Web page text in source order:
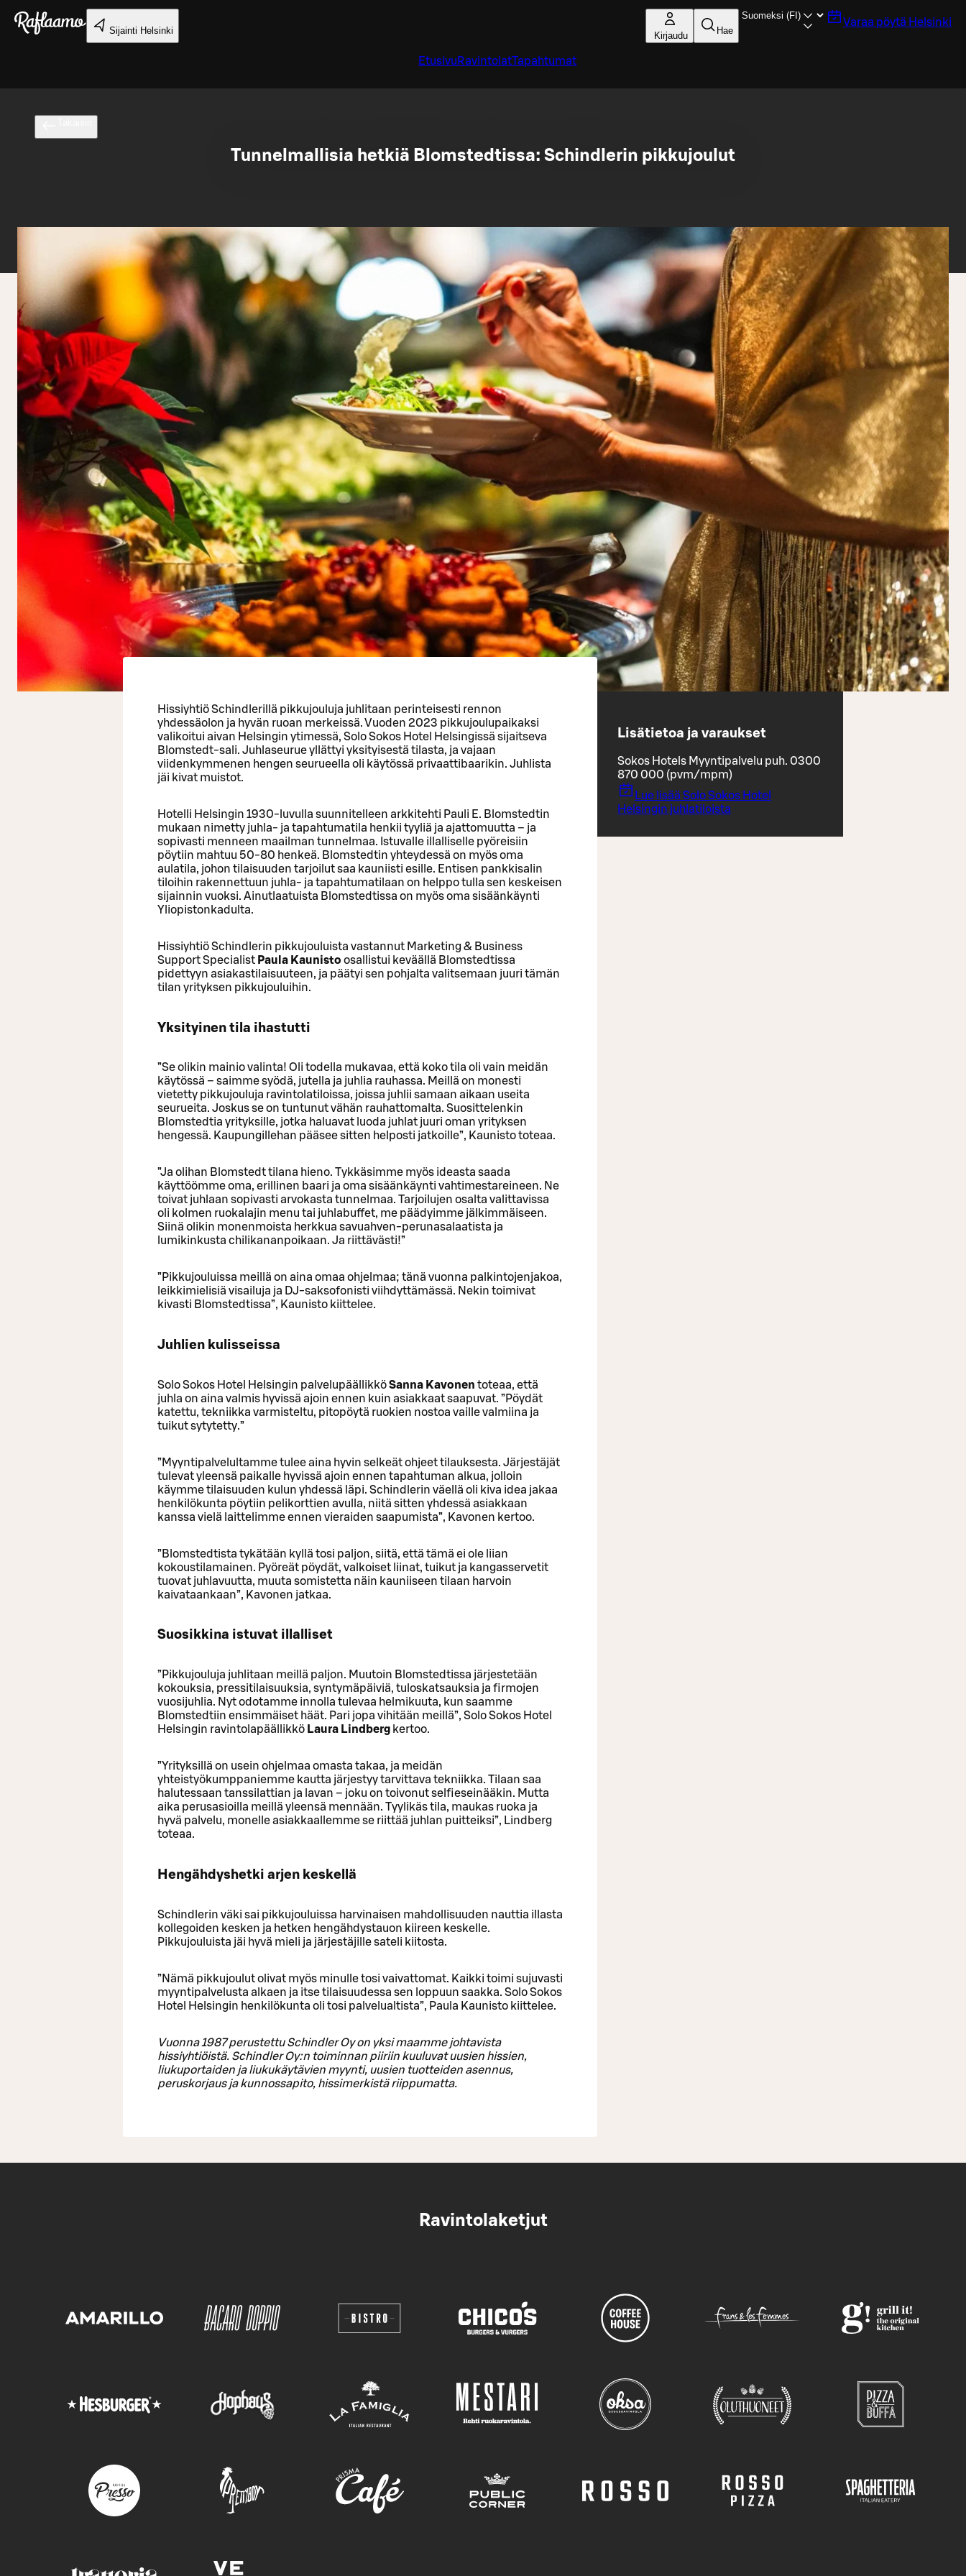
Siirry pääsisältöön
Sijainti Helsinki Kirjaudu Hae
Varaa pöytä Helsinki
Etusivu RavintolatTapahtumat
Tunnelmallisia hetkiä Blomstedtissa: Schindlerin pikkujoulut
Hissiyhtiö Schindlerillä pikkujouluja juhlitaan perinteisesti rennon
yhdessäolon ja hyvän ruoan merkeissä. Vuoden 2023 pikkujoulupaikaksi
valikoitui aivan Helsingin ytimessä, Solo Sokos Hotel Helsingissä sijaitseva
Blomstedt-sali. Juhlaseurue yllättyi yksityisestä tilasta, ja vajaan
viidenkymmenen hengen seurueella oli käytössä privaattibaarikin. Juhlista
jäi kivat muistot.
Hotelli Helsingin 1930-luvulla suunnitelleen arkkitehti Pauli E. Blomstedtin
mukaan nimetty juhla- ja tapahtumatila henkii tyyliä ja ajattomuutta – ja
sopivasti menneen maailman tunnelmaa. Istuvalle illalliselle pyöreisiin
pöytiin mahtuu 50-80 henkeä. Blomstedtin yhteydessä on myös oma
aulatila, johon tilaisuuden tarjoilut saa kauniisti esille. Entisen pankkisalin
tiloihin rakennettuun juhla- ja tapahtumatilaan on helppo tulla sen keskeisen
sijainnin vuoksi. Ainutlaatuista Blomstedtissa on myös oma sisäänkäynti
Yliopistonkadulta.
Hissiyhtiö Schindlerin pikkujouluista vastannut Marketing & Business
Support Specialist Paula Kaunisto osallistui keväällä Blomstedtissa
pidettyyn asiakastilaisuuteen, ja päätyi sen pohjalta valitsemaan juuri tämän
tilan yrityksen pikkujouluihin.
Yksityinen tila ihastutti
”Se olikin mainio valinta! Oli todella mukavaa, että koko tila oli vain meidän
käytössä – saimme syödä, jutella ja juhlia rauhassa. Meillä on monesti
vietetty pikkujouluja ravintolatiloissa, joissa juhlii samaan aikaan useita
seurueita. Joskus se on tuntunut vähän rauhattomalta. Suosittelenkin
Blomstedtia yrityksille, jotka haluavat luoda juhlat juuri oman yrityksen
hengessä. Kaupungillehan pääsee sitten helposti jatkoille”, Kaunisto toteaa.
”Ja olihan Blomstedt tilana hieno. Tykkäsimme myös ideasta saada
käyttöömme oma, erillinen baari ja oma sisäänkäynti vahtimestareineen. Ne
toivat juhlaan sopivasti arvokasta tunnelmaa. Tarjoilujen osalta valittavissa
oli kolmen ruokalajin menu tai juhlabuffet, me päädyimme jälkimmäiseen.
Siinä olikin monenmoista herkkua savuahven-perunasalaatista ja
lumikinkusta chilikananpoikaan. Ja riittävästi!”
”Pikkujouluissa meillä on aina omaa ohjelmaa; tänä vuonna palkintojenjakoa,
leikkimielisiä visailuja ja DJ-saksofonisti viihdyttämässä. Nekin toimivat
kivasti Blomstedtissa”, Kaunisto kiittelee.
Juhlien kulisseissa
Solo Sokos Hotel Helsingin palvelupäällikköSanna Kavonen toteaa, että
juhla on aina valmis hyvissä ajoin ennen kuin asiakkaat saapuvat. ”Pöydät
katettu, tekniikka varmisteltu, pitopöytä ruokien nostoa vaille valmiina ja
tuikut sytytetty.”
”Myyntipalvelultamme tulee aina hyvin selkeät ohjeet tilauksesta. Järjestäjät
tulevat yleensä paikalle hyvissä ajoin ennen tapahtuman alkua, jolloin
käymme tilaisuuden kulun yhdessä läpi. Schindlerin väellä oli kiva idea jakaa
henkilökunta pöytiin pelikorttien avulla, niitä sitten yhdessä asiakkaan
kanssa vielä laittelimme ennen vieraiden saapumista”, Kavonen kertoo.
”Blomstedtista tykätään kyllä tosi paljon, siitä, että tämä ei ole liian
kokoustilamainen. Pyöreät pöydät, valkoiset liinat, tuikut ja kangasservetit
tuovat juhlavuutta, muuta somistetta näin kauniiseen tilaan harvoin
kaivataankaan”, Kavonen jatkaa.
Suosikkina istuvat illalliset
”Pikkujouluja juhlitaan meillä paljon. Muutoin Blomstedtissa järjestetään
kokouksia, pressitilaisuuksia, syntymäpäiviä, tuloskatsauksia ja firmojen
vuosijuhlia. Nyt odotamme innolla tulevaa helmikuuta, kun saamme
Blomstedtiin ensimmäiset häät. Pari jopa vihitään meillä”, Solo Sokos Hotel
Helsingin ravintolapäällikkö Laura Lindberg kertoo.
”Yrityksillä on usein ohjelmaa omasta takaa, ja meidän
yhteistyökumppaniemme kautta järjestyy tarvittava tekniikka. Tilaan saa
halutessaan tanssilattian ja lavan – joku on toivonut selfieseinääkin. Mutta
aika perusasioilla meillä yleensä mennään. Tyylikäs tila, maukas ruoka ja
hyvä palvelu, monelle asiakkaallemme se riittää juhlan puitteiksi”, Lindberg
toteaa.
Hengähdyshetki arjen keskellä
Schindlerin väki sai pikkujouluissa harvinaisen mahdollisuuden nauttia illasta
kollegoiden kesken ja hetken hengähdystauon kiireen keskelle.
Pikkujouluista jäi hyvä mieli ja järjestäjille sateli kiitosta.
”Nämä pikkujoulut olivat myös minulle tosi vaivattomat. Kaikki toimi sujuvasti
myyntipalvelusta alkaen ja itse tilaisuudessa sen loppuun saakka. Solo Sokos
Hotel Helsingin henkilökunta oli tosi palvelualtista”, Paula Kaunisto kiittelee.
Vuonna 1987 perustettu Schindler Oy on yksi maamme johtavista
hissiyhtiöistä. Schindler Oy:n toiminnan piiriin kuuluvat uusien hissien,
liukuportaiden ja liukukäytävien myynti, uusien tuotteiden asennus,
peruskorjaus ja kunnossapito, hissimerkistä riippumatta.
Lisätietoa ja varaukset
Sokos Hotels Myyntipalvelu puh. 0300
870 000 (pvm/mpm)
Lue lisää Solo Sokos Hotel
Helsingin juhlatiloista
Ravintolaketjut